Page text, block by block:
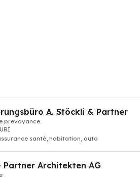
A. Stöckli & Partner
prevoyance
santé, habitation, auto
Partner Architekten AG